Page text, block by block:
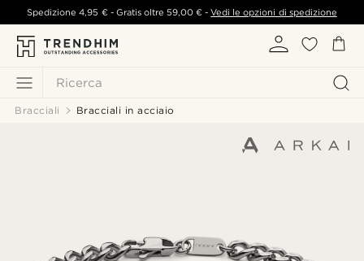
Ricerca
Spedizione4,95 €- Gratis oltre 59,00 € -Vedi le opzioni di spedizione
Bracciali Bracciali in acciaio